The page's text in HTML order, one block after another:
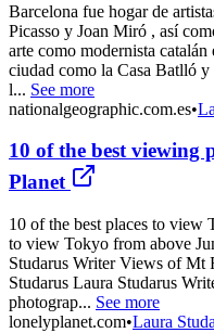
Barcelona fue hogar de
Picasso y Joan Miró , así
arte como modernista catalán
ciudad como la Casa Batlló
l... See more
nationalgeographic.com.es•
10 of the best
Planet
10 of the best places to view
to view Tokyo from above
Studarus Writer Views of Mt
Studarus Laura Studarus
photograp... See more
lonelyplanet.com•Laura